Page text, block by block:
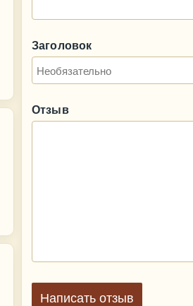
Заголовок
Отзыв
Написать отзыв